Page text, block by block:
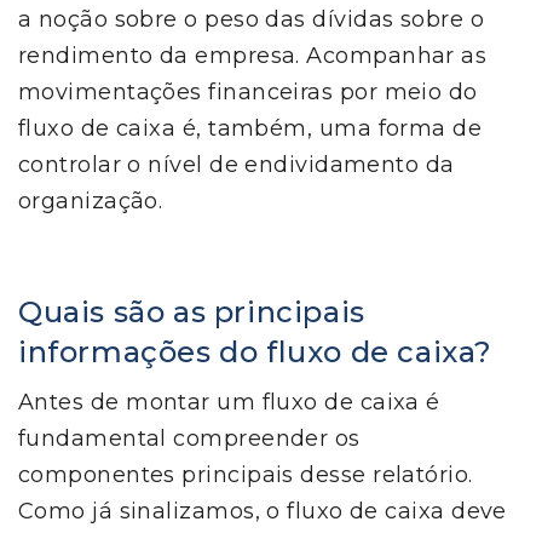
a noção sobre o peso das dívidas sobre o
rendimento da empresa. Acompanhar as
movimentações financeiras por meio do
fluxo de caixa é, também, uma forma de
controlar o nível de endividamento da
organização.
Quais são as principais
informações do fluxo de caixa?
Antes de montar um fluxo de caixa é
fundamental compreender os
componentes principais desse relatório.
Como já sinalizamos, o fluxo de caixa deve